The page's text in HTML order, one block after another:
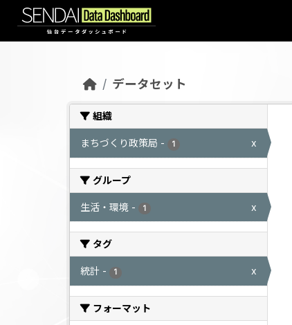
Skip to main content
データセット
組織
まちづくり政策局 - 1 x
グループ
生活・環境 - 1 x
タグ
統計 - 1 x
フォーマット